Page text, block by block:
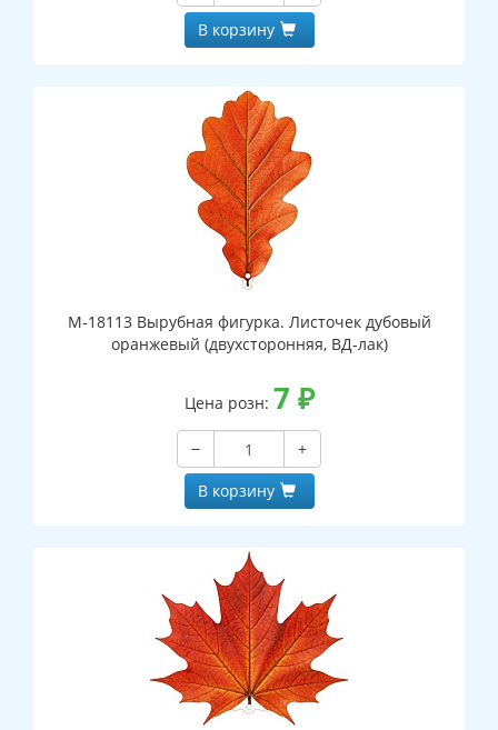
В корзину
М-18113 Вырубная фигурка. Листочек дубовый
оранжевый (двухсторонняя, ВД-лак)
Цена розн: 7 ₽
−
+
В корзину